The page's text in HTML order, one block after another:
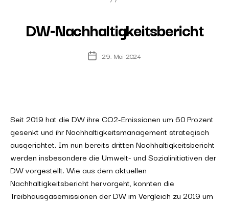
DW-Nachhaltigkeitsbericht
Post29. Mai 2024
Seit 2019 hat die DW ihre CO2-Emissionen um 60 Prozent
gesenkt und ihr Nachhaltigkeitsmanagement strategisch
ausgerichtet. Im nun bereits dritten Nachhaltigkeitsbericht
werden insbesondere die Umwelt- und Sozialinitiativen der
DW vorgestellt. Wie aus dem aktuellen
Nachhaltigkeitsbericht hervorgeht, konnten die
Treibhausgasemissionen der DW im Vergleich zu 2019 um